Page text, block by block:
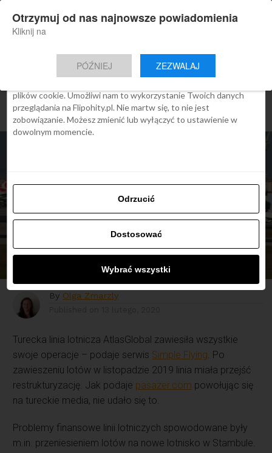
Nowa aplikacja Flipohity
Aktualne wiadomości, artykuły, TOP
Instalacja
Turecki AtlasGlobal
zbankrutował
By Olga Zmarzly
Turecka linia lotnicza AtlasGlobal zawiesiła wszystkie
swoje operacje – podaje serwis Simple Flying . Po
zawieszeniu lotów w listopadzie 2019 linia miała przejść
restrukturyzację. Jak podaje pasazer.com powołując się
na tureckie media, nie udało się to.
Problemy finansowe linii lotniczych spowodowane były
m.in. przeniesieniem lotów na nowe lotnisko w Stambule.
Zgoda Szczegóły O cookies
Ta strona używa plików cookies
We Flipo robimy wszystko, aby pokazać Ci tylko te treści, które
plików cookie. Umożliwi nam to wykorzystanie Twoich danych
przeglądania na Flipohity.pl. Nie martw się, to nie jest
zobowiązanie. Możesz zmienić lub wyłączyć to ustawienie w
dowolnym momencie.
Odrzucić
Dostosować
Wybrać wszystki
Otrzymuj od nas najnowsze powiadomienia
Kliknij na
PÓŹNIEJ ZEZWALAJ